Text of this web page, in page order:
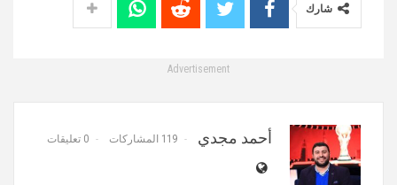
شارك
Advertisement
أحمد مجدي 119 المشاركات 0 تعليقات